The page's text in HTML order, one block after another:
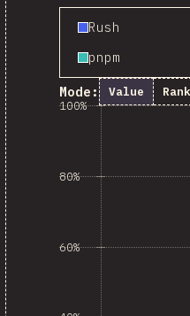
Rush
pnpm
Mode: Value Rank
60%
80%
100%